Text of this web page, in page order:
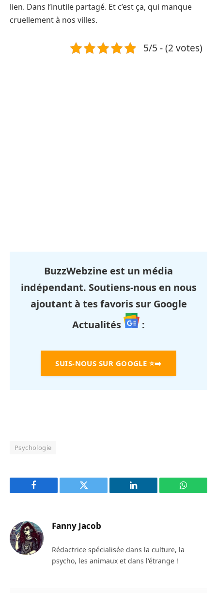
lien. Dans l’inutile partagé. Et c’est ça, qui manque
cruellement à nos villes.
5/5 - (2 votes)
BuzzWebzine est un média
indépendant. Soutiens-nous en nous
ajoutant à tes favoris sur Google
Actualités
:
SUIS-NOUS SUR GOOGLE ⭐➡️
Psychologie
Facebook Twitter LinkedIn
Fanny Jacob
Rédactrice spécialisée dans la culture, la
psycho, les animaux et dans l'étrange !